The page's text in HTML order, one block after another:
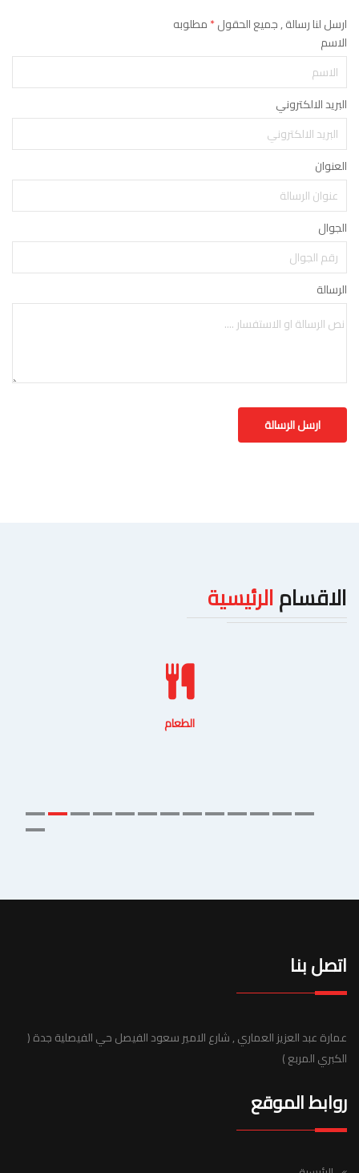
ارسل لنا رسالة , جميع الحقول*مطلوبه
الاسم
البريد الالكتروني
العنوان
الجوال
الرسالة
الاقسامالرئيسية
الطعام
اتصل بنا
عمارة عبد العزيز العماري , شارع الامير سعود الفيصل حي الفيصلية جدة (
الكبري المربع )
روابط الموقع